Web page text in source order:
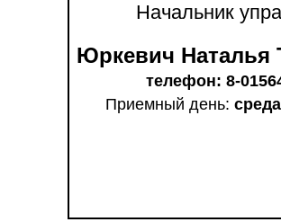
Начальник
Юркевич Наталья
телефон: 8-
Приемный день: